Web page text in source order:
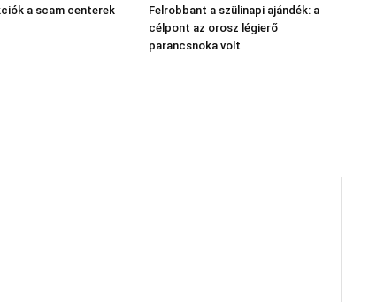
a scam centerek
Felrobbant a szülinapi ajándék: a
célpont az orosz légierő
parancsnoka volt